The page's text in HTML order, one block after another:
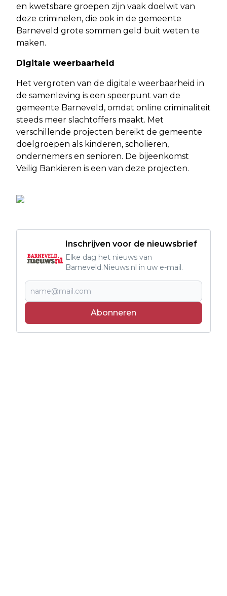
en kwetsbare groepen zijn vaak doelwit van
deze criminelen, die ook in de gemeente
Barneveld grote sommen geld buit weten te
maken.
Digitale weerbaarheid
Het vergroten van de digitale weerbaarheid in
de samenleving is een speerpunt van de
gemeente Barneveld, omdat online criminaliteit
steeds meer slachtoffers maakt. Met
verschillende projecten bereikt de gemeente
doelgroepen als kinderen, scholieren,
ondernemers en senioren. De bijeenkomst
Veilig Bankieren is een van deze projecten.
Inschrijven voor de nieuwsbrief
Elke dag het nieuws van
Barneveld.Nieuws.nl in uw e-mail.
Abonneren